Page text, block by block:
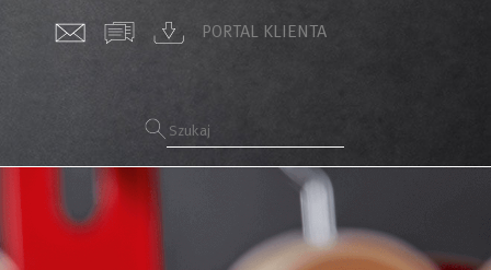
PORTAL KLIENTA